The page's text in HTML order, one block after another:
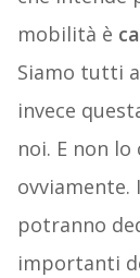
mobilità è
Siamo tutti
invece
noi. E non
ovviamente.
potranno
importanti